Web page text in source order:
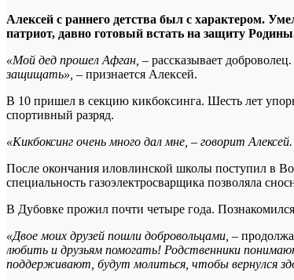
Алексей с раннего детства был с характером.
патриот, давно готовый встать на защиту
«Мой дед прошел Афган, – рассказывает
защищать», – признается Алексей.
В 10 пришел в секцию кикбоксинга. Шесть лет
спортивный разряд.
«Кикбоксинг очень много дал мне, – говорит
После окончания иловлинской школы поступил в
специальность газоэлектросварщика позволяла
В Дубовке прожил почти четыре года.
«Двое моих друзей пошли добровольцами, –
любить и друзьям помогать! Родственники
поддерживают, будут молиться, чтобы вернулся